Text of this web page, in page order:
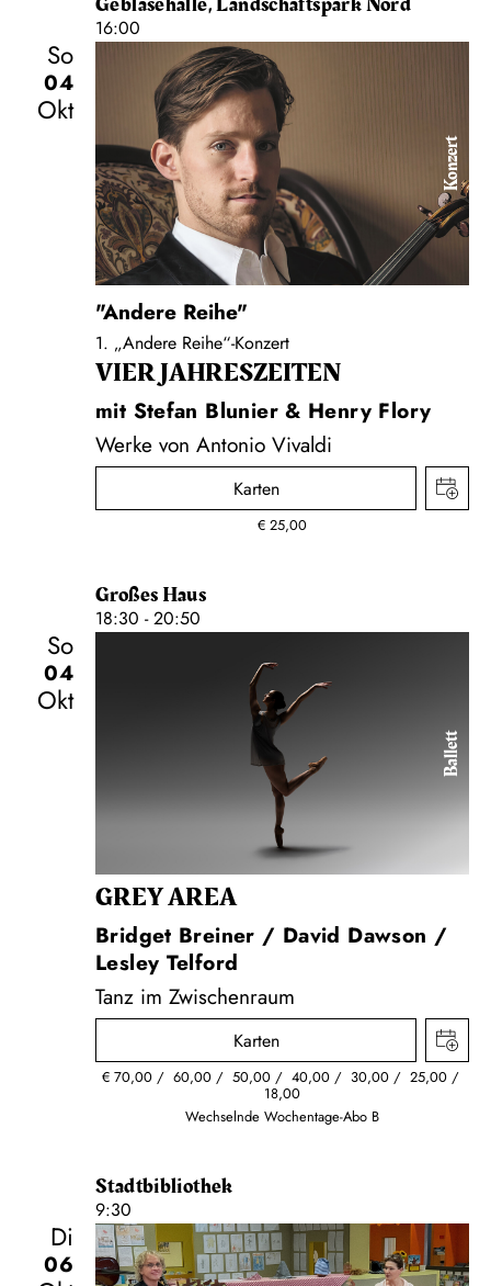
16:00
So
04
Okt
Konzert
"Andere Reihe"
1. „Andere Reihe“-Konzert
VIER JAHRESZEITEN
mit Stefan Blunier & Henry Flory
Werke von Antonio Vivaldi
Karten
€ 25,00
Großes Haus
18:30 - 20:50
So
04
Okt
Ballett
GREY AREA
Bridget Breiner / David Dawson /
Lesley Telford
Tanz im Zwischenraum
Karten
€ 70,00 60,00 50,00 40,00 30,00 25,00
18,00
Wechselnde Wochentage-Abo B
Stadtbibliothek
9:30
Di
06